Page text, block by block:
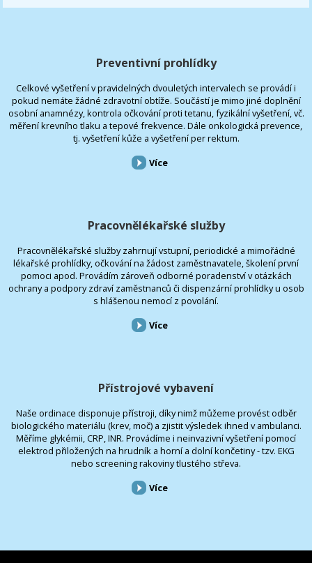
Preventivní prohlídky
Celkové vyšetření v pravidelných dvouletých intervalech se provádí i
pokud nemáte žádné zdravotní obtíže. Součástí je mimo jiné doplnění
osobní anamnézy, kontrola očkování proti tetanu, fyzikální vyšetření, vč.
měření krevního tlaku a tepové frekvence. Dále onkologická prevence,
tj. vyšetření kůže a vyšetření per rektum.
Více
Pracovnělékařské služby
Pracovnělékařské služby zahrnují vstupní, periodické a mimořádné
lékařské prohlídky, očkování na žádost zaměstnavatele, školení první
pomoci apod. Provádím zároveň odborné poradenství v otázkách
ochrany a podpory zdraví zaměstnanců či dispenzární prohlídky u osob
s hlášenou nemocí z povolání.
Více
Přístrojové vybavení
Naše ordinace disponuje přístroji, díky nimž můžeme provést odběr
biologického materiálu (krev, moč) a zjistit výsledek ihned v ambulanci.
Měříme glykémii, CRP, INR. Provádíme i neinvazivní vyšetření pomocí
elektrod přiložených na hrudník a horní a dolní končetiny - tzv. EKG
nebo screening rakoviny tlustého střeva.
Více